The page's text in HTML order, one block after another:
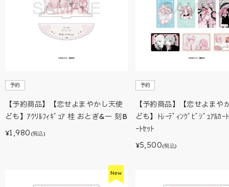
予約
【予約商品】【恋せよまやかし天使
ども】ｱｸﾘﾙﾌｨｷﾞｭｱ 桂 おとぎ&一 刻B
¥1,980 (税込)
予約
【予約商品】【恋せよまや
ども】ﾄﾚｰﾃﾞｨﾝｸﾞﾋﾞｼﾞｭｱﾙｶｰ
ｰﾄｾｯﾄ
¥5,500(税込)